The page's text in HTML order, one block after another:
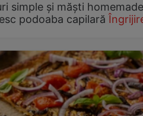
simple și măști homemade
podoaba capilară